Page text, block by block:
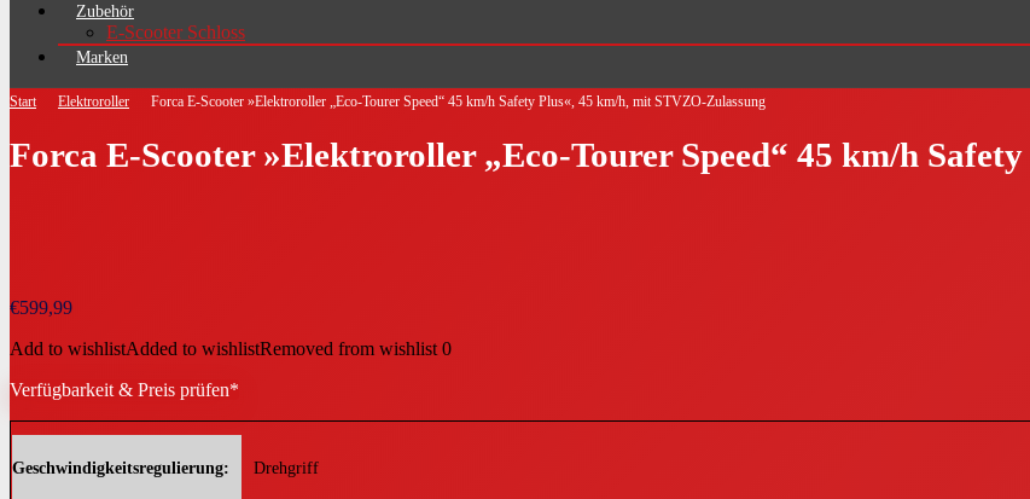
Zubehör
E-Scooter Schloss
Marken
Start Elektroroller Forca E-Scooter »Elektroroller „Eco-Tourer Speed“ 45 km/h Safety Plus«, 45 km/h, mit STVZO-Zulassung
Forca E-Scooter »Elektroroller „Eco-Tourer Speed“ 45 km/h
€599,99
Add to wishlistAdded to wishlistRemoved from wishlist 0
Verfügbarkeit & Preis prüfen*
Geschwindigkeitsregulierung Drehgriff